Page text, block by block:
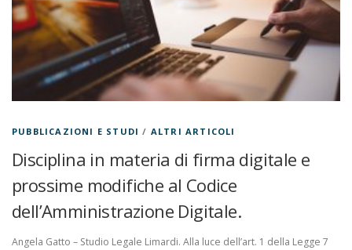
PUBBLICAZIONI E STUDI / ALTRI ARTICOLI
Disciplina in materia di firma digitale e
prossime modifiche al Codice
dell’Amministrazione Digitale.
Angela Gatto – Studio Legale Limardi. Alla luce dell’art. 1 della Legge 7